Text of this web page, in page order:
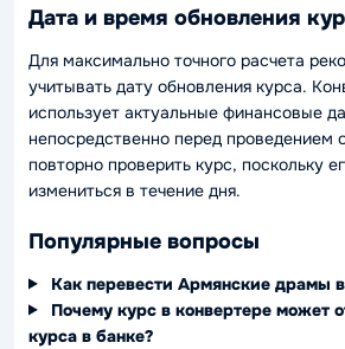
Дата и время обновления
Для максимально точного расчета
учитывать дату обновления курса.
использует актуальные финансовые
непосредственно перед проведением
повторно проверить курс, поскольку
измениться в течение дня.
Популярные вопросы
Как перевести Армянские драмы
Почему курс в конвертере может
курса в банке?